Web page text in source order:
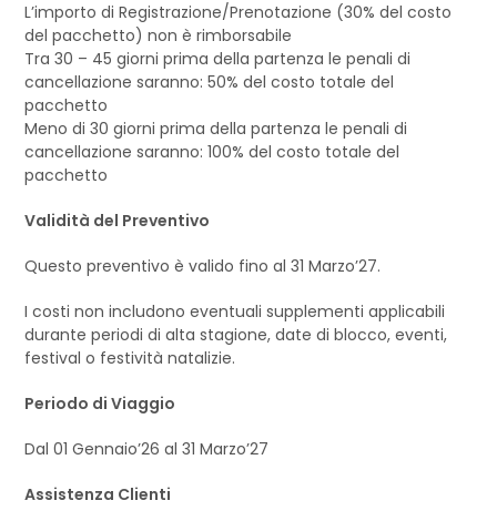
L’importo di Registrazione/Prenotazione (30% del costo
del pacchetto) non è rimborsabile
Tra 30 – 45 giorni prima della partenza le penali di
cancellazione saranno: 50% del costo totale del
pacchetto
Meno di 30 giorni prima della partenza le penali di
cancellazione saranno: 100% del costo totale del
pacchetto
Validità del Preventivo
Questo preventivo è valido fino al 31 Marzo’27.
I costi non includono eventuali supplementi applicabili
durante periodi di alta stagione, date di blocco, eventi,
festival o festività natalizie.
Periodo di Viaggio
Dal 01 Gennaio’26 al 31 Marzo’27
Assistenza Clienti